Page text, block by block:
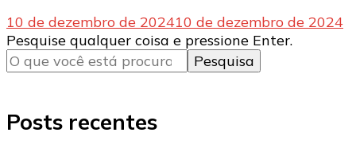
10 de dezembro de 202410 de dezembro de 2024
Procurando
algo?
Pesquise qualquer coisa e pressione Enter.
Posts recentes